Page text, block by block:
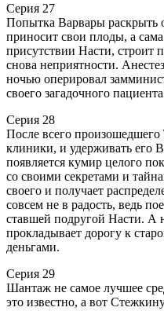
Серия 27
Попытка Варвары раскрыть
приносит свои плоды, а
присутствии Насти,
снова неприятности.
ночью оперировал
своего загадочного
Серия 28
После всего произошедшего
клиники, и удерживать его
появляется кумир целого
со своими секретами и
своего и получает
совсем не в радость, ведь
ставшей подругой Насти.
прокладывает дорогу к
деньгами.
Серия 29
Шантаж не самое лучшее
это известно, а вот